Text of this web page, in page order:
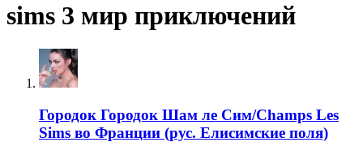
sims 3 мир приключений
Городок Городок Шам ле Сим/Champs Les
Sims во Франции (рус. Елисимские поля)